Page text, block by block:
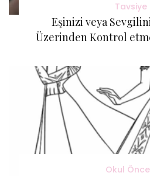
Tavsiye
Eşinizi veya
Üzerinden Kontrol
Okul